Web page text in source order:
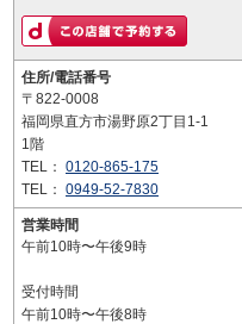
住所/電話番号
〒822-0008
福岡県直方市湯野原2丁目1-1
1階
TEL： 0120-865-175
TEL： 0949-52-7830
営業時間
午前10時〜午後9時
受付時間
午前10時〜午後8時